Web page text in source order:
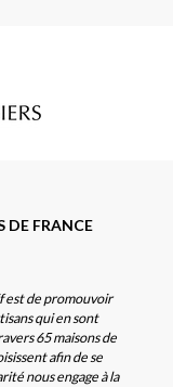
DE FRANCE
est de promouvoir
qui en sont
65 maisons de
afin de se
nous engage à la